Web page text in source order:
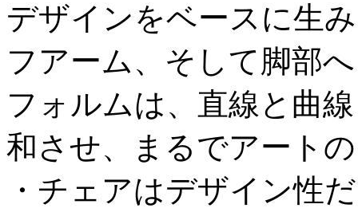
デザインをベースに生
フアーム、そして脚部
フォルムは、直線と曲
和させ、まるでアート
・チェアはデザイン性